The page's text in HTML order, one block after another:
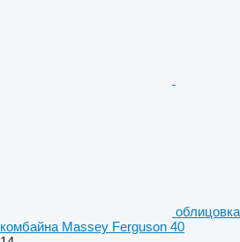
комбайна Massey Ferguson 40